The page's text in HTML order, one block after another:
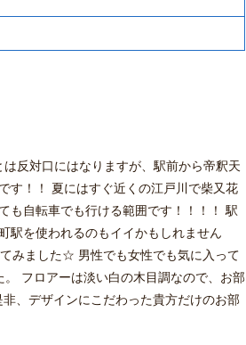
反対口にはなりますが、駅前から帝釈天
す！！ 夏にはすぐ近くの江戸川で柴又花
も自転車でも行ける範囲です！！！！ 駅
駅を使われるのもイイかもしれません
みました☆ 男性でも女性でも気に入って
フロアーは淡い白の木目調なので、お部
、デザインにこだわった貴方だけのお部